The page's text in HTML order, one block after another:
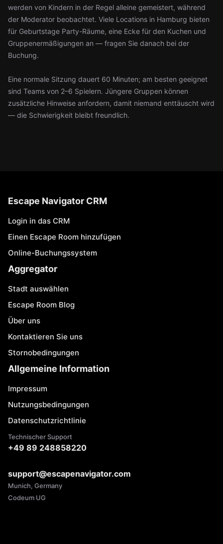
werden von Kindern in der Regel alleine gemeistert, während
der Moderator beobachtet. Viele Locations in Hamburg bieten
für Geburtstage Party-Räume, eine Ecke für den Kuchen und
Gruppenermäßigungen an — fragen Sie danach bei der
Buchung.
Eine normale Sitzung dauert 60 Minuten; am besten geeignet
sind Teams von 2–6 Spielern. Jüngere Gruppen können
zusätzliche Hinweise anfordern, damit niemand enttäuscht wird
— die Schwierigkeit bleibt freundlich.
Escape Navigator CRM
Login in das CRM
Einen Escape Room hinzufügen
Online-Buchungssystem
Aggregator
Stadt auswählen
Escape Room Blog
Über uns
Kontaktieren Sie uns
Stornobedingungen
Allgemeine Information
Impressum
Nutzungsbedingungen
Datenschutzrichtlinie
Technischer Support
+49 89 248858220
support@escapenavigator.com
Munich, Germany
Codeum UG